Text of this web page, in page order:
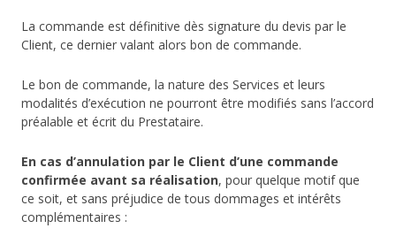
La commande est définitive dès signature du devis par le
Client, ce dernier valant alors bon de commande.
Le bon de commande, la nature des Services et leurs
modalités d’exécution ne pourront être modifiés sans l’accord
préalable et écrit du Prestataire.
En cas d’annulation par le Client d’une commande
confirmée avant sa réalisation, pour quelque motif que
ce soit, et sans préjudice de tous dommages et intérêts
complémentaires :